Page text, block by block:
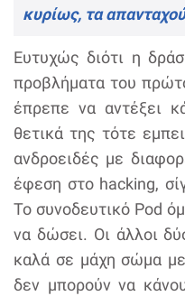
κυρίως, τα
Ευτυχώς διότι η
προβλήματα του
έπρεπε να αντέξει
θετικά της τότε
ανδροειδές με
έφεση στο hacking,
Το συνοδευτικό Pod
να δώσει. Οι άλλοι
καλά σε μάχη σώμα
δεν μπορούν να